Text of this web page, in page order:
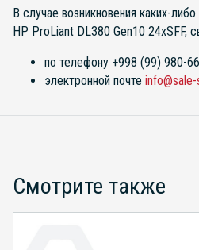
В случае возникновения каких-
HP ProLiant DL380 Gen10 24xSFF,
по телефону +998 (99) 980-
электронной почте
Смотрите также